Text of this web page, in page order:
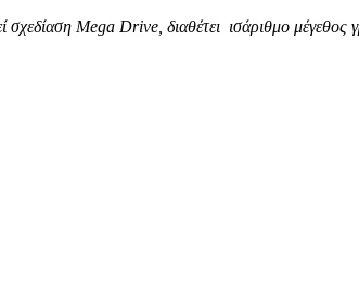
σχεδίαση Mega Drive, διαθέτει ισάριθμο